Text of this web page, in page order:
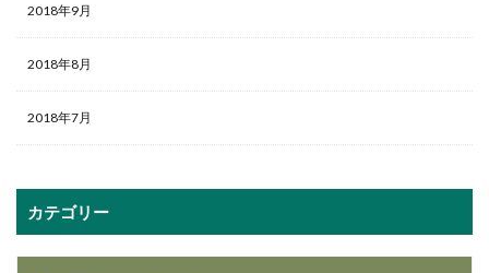
2018年9月
2018年8月
2018年7月
カテゴリー